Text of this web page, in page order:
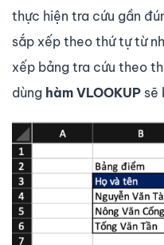
thực hiện tra cứu gần
sắp xếp theo thứ tự từ
xếp bảng tra cứu theo
dùng hàm VLOOKUP sẽ